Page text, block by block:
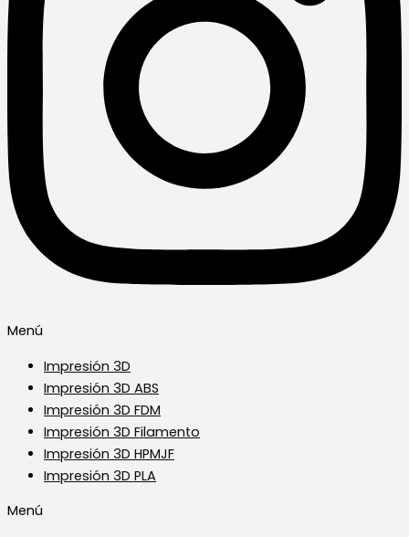
Menú
Impresión 3D
Impresión 3D ABS
Impresión 3D FDM
Impresión 3D Filamento
Impresión 3D HPMJF
Impresión 3D PLA
Menú